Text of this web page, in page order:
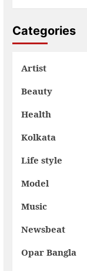
Categories
Artist
Beauty
Health
Kolkata
Life style
Model
Music
Newsbeat
Opar Bangla